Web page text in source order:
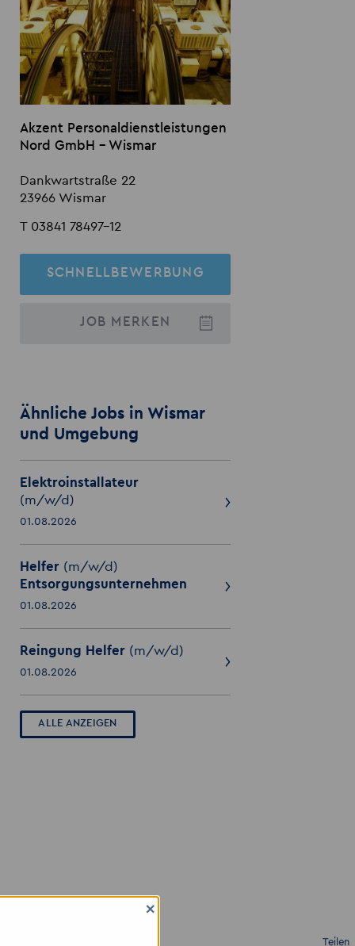
Akzent Personaldienstleistungen
Nord GmbH - Wismar
Dankwartstraße 22
23966 Wismar
T 03841 78497-12
SCHNELLBEWERBUNG
JOB MERKEN
Ähnliche Jobs in Wismar
und Umgebung
Elektroinstallateur
(m/w/d)
01.08.2026
Helfer (m/w/d)
Entsorgungsunternehmen
01.08.2026
Reingung Helfer (m/w/d)
01.08.2026
ALLE ANZEIGEN
Teilen
×